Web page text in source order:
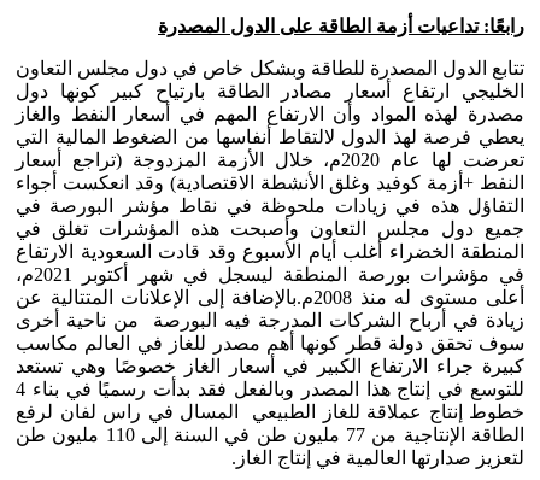
رابعًا: تداعيات أزمة الطاقة على الدول المصدرة
تتابع الدول المصدرة للطاقة وبشكل خاص في دول مجلس التعاون
الخليجي ارتفاع أسعار مصادر الطاقة بارتياح كبير كونها دول
مصدرة لهذه المواد وأن الارتفاع المهم في أسعار النفط والغاز
يعطي فرصة لهذ الدول لالتقاط أنفاسها من الضغوط المالية التي
تعرضت لها عام 2020م، خلال الأزمة المزدوجة (تراجع أسعار
النفط +أزمة كوفيد وغلق الأنشطة الاقتصادية) وقد انعكست أجواء
التفاؤل هذه في زيادات ملحوظة في نقاط مؤشر البورصة في
جميع دول مجلس التعاون وأصبحت هذه المؤشرات تغلق في
المنطقة الخضراء أغلب أيام الأسبوع وقد قادت السعودية الارتفاع
في مؤشرات بورصة المنطقة ليسجل في شهر أكتوبر 2021م،
أعلى مستوى له منذ 2008م.بالإضافة إلى الإعلانات المتتالية عن
زيادة في أرباح الشركات المدرجة فيه البورصة من ناحية أخرى
سوف تحقق دولة قطر كونها أهم مصدر للغاز في العالم مكاسب
كبيرة جراء الارتفاع الكبير في أسعار الغاز خصوصًا وهي تستعد
للتوسع في إنتاج هذا المصدر وبالفعل فقد بدأت رسميًا في بناء 4
خطوط إنتاج عملاقة للغاز الطبيعي المسال في راس لفان لرفع
الطاقة الإنتاجية من 77 مليون طن في السنة إلى 110 مليون طن
لتعزيز صدارتها العالمية في إنتاج الغاز.